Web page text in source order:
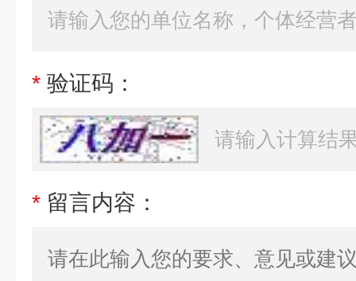
* 验证码：
* 留言内容：